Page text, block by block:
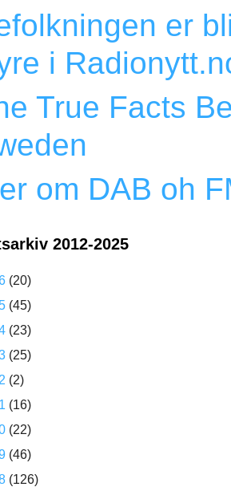
er
i
True Facts
om DAB oh
2012-2025
(20)
(45)
(23)
(25)
(2)
(16)
(22)
(46)
(126)